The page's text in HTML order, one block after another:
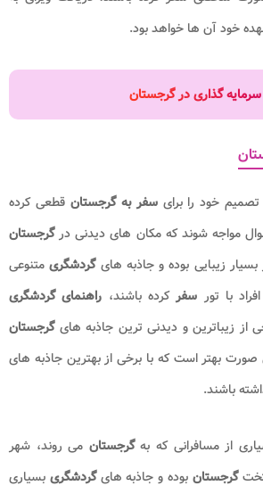
خود آن ها خواهد بود.
سرمایه گذاری در گرجستان
تصمیم خود را برایسفر به گرجستان قطعی کرده
مواجه شوند که مکان های دیدنی درگرجستان
زیبایی بوده و جاذبه هایگردشگریمتنوعی
با تور سفرکرده باشند، راهنمای گردشگری
از زیباترین و دیدنی ترین جاذبه هایگرجستان
صورت بهتر است که با برخی از بهترین جاذبه های
باشند.
از مسافرانی که بهگرجستان می روند، شهر
گرجستان بوده و جاذبه هایگردشگری بسیاری